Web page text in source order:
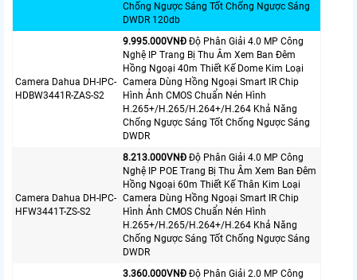
Chống Ngược Sáng Tốt Chống Ngược Sáng
DWDR 120db
Camera Dahua DH-IPC-
HDBW3441R-ZAS-S2
9.995.000VNÐ Độ Phân Giải 4.0 MP Công
Nghệ IP Trang Bị Thu Âm Xem Ban Đêm
Hồng Ngoại 40m Thiết Kế Dome Kim Loại
Camera Dùng Hồng Ngoại Smart IR Chip
Hình Ảnh CMOS Chuẩn Nén Hình
H.265+/H.265/H.264+/H.264 Khả Năng
Chống Ngược Sáng Tốt Chống Ngược Sáng
DWDR
Camera Dahua DH-IPC-
HFW3441T-ZS-S2
8.213.000VNÐ Độ Phân Giải 4.0 MP Công
Nghệ IP POE Trang Bị Thu Âm Xem Ban Đêm
Hồng Ngoại 60m Thiết Kế Thân Kim Loại
Camera Dùng Hồng Ngoại Smart IR Chip
Hình Ảnh CMOS Chuẩn Nén Hình
H.265+/H.265/H.264+/H.264 Khả Năng
Chống Ngược Sáng Tốt Chống Ngược Sáng
DWDR
3.360.000VNÐ Độ Phân Giải 2.0 MP Công